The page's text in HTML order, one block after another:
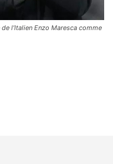
l’Italien Enzo Maresca comme